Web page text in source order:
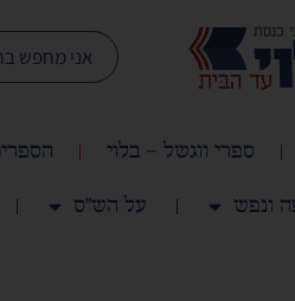
ספרי ווגשל – בלוי
ונפש על הש"ס